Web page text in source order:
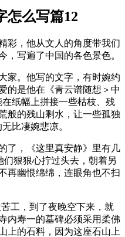
怎么写篇12
彩，他从文人的角度带我们
，写遍了中国的各色景色。
家。他写的文字，有时婉约
的是他在《青云谱随想＞中
纸幅上拼接一些枯枝、残
般的残山剩水，让一些孤独
比凄婉悲凉。
了，《这里真安静》里有几
们狠狠心拧过头去，朝着另
再幽恨绵绵，连眼角也不扫
工，到了夜晚空下来，就
内寿一的墓碑必须采用柔佛
上的石料，因为这座石山上